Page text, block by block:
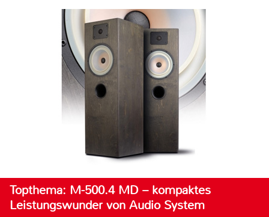
Topthema: M-500.4 MD – kompaktes
Leistungswunder von Audio System